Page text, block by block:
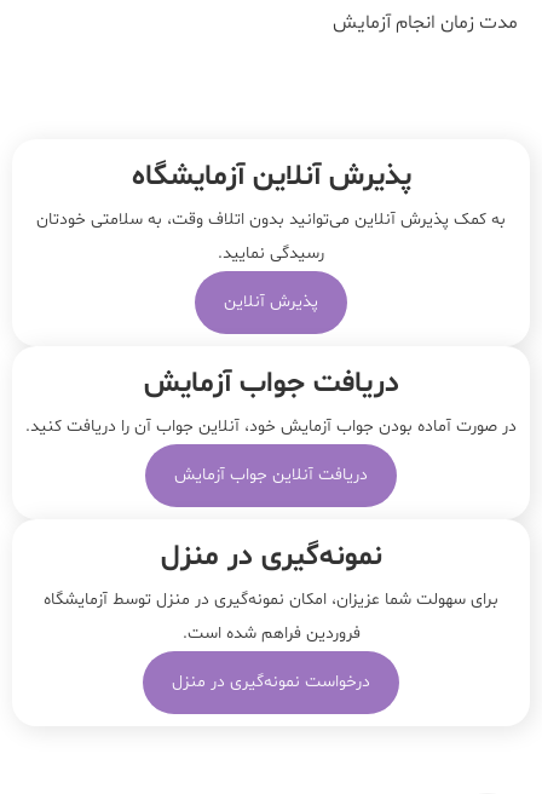
مدت زمان انجام آزمایش
پذیرش آنلاین آزمایشگاه
به کمک پذیرش آنلاین می‌توانید بدون اتلاف وقت، به سلامتی خودتان
رسیدگی نمایید.
پذیرش آنلاین
دریافت جواب آزمایش
در صورت آماده بودن جواب آزمایش خود، آنلاین جواب‌ آن را دریافت کنید.
دریافت آنلاین جواب آزمایش
نمونه‌‌گیری در منزل
برای سهولت شما عزیزان، امکان نمونه‌گیری در منزل توسط آزمایشگاه
فروردین فراهم شده است.
درخواست نمونه‌گیری در منزل